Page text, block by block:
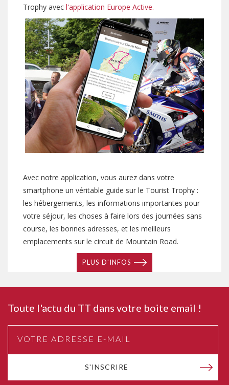
Trophy avec l'application Europe Active.
Avec notre application, vous aurez dans votre
smartphone un véritable guide sur le Tourist Trophy :
les hébergements, les informations importantes pour
votre séjour, les choses à faire lors des journées sans
course, les bonnes adresses, et les meilleurs
emplacements sur le circuit de Mountain Road.
PLUS D'INFOS
Toute l'actu du TT dans votre boite email !
S'INSCRIRE